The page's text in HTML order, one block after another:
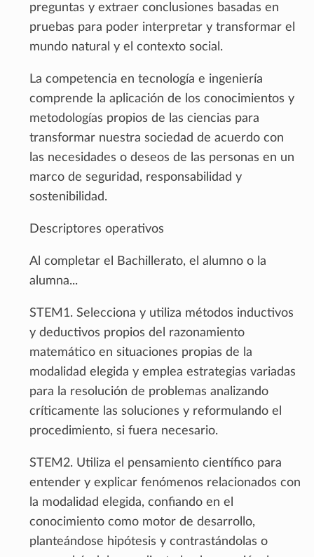
preguntas y extraer conclusiones basadas en
pruebas para poder interpretar y transformar el
mundo natural y el contexto social.
La competencia en tecnología e ingeniería
comprende la aplicación de los conocimientos y
metodologías propios de las ciencias para
transformar nuestra sociedad de acuerdo con
las necesidades o deseos de las personas en un
marco de seguridad, responsabilidad y
sostenibilidad.
Descriptores operativos
Al completar el Bachillerato, el alumno o la
alumna...
STEM1. Selecciona y utiliza métodos inductivos
y deductivos propios del razonamiento
matemático en situaciones propias de la
modalidad elegida y emplea estrategias variadas
para la resolución de problemas analizando
críticamente las soluciones y reformulando el
procedimiento, si fuera necesario.
STEM2. Utiliza el pensamiento científico para
entender y explicar fenómenos relacionados con
la modalidad elegida, confiando en el
conocimiento como motor de desarrollo,
planteándose hipótesis y contrastándolas o